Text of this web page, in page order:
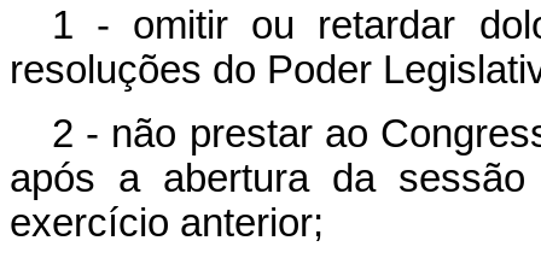
1 - omitir ou retardar
resoluções do Poder
2 - não prestar ao
após a abertura da
exercício anterior;